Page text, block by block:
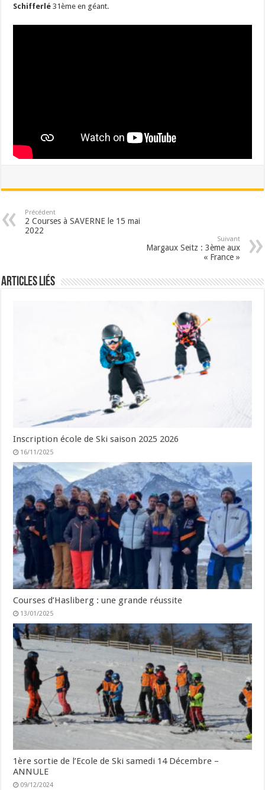
Schifferlé 31ème en géant.
Précédent
2 Courses à SAVERNE le 15 mai
2022
Suivant
Margaux Seitz : 3ème aux
« France »
Articles liés
Inscription école de Ski saison 2025 2026
16/11/2025
Courses d’Hasliberg : une grande réussite
13/01/2025
1ère sortie de l’Ecole de Ski samedi 14 Décembre –
ANNULE
09/12/2024